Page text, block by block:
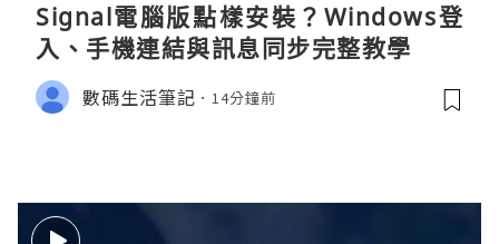
Signal電腦版點樣安裝？Windows登
入、手機連結與訊息同步完整教學
數碼生活筆記 14分鐘前